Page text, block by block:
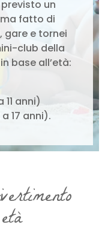
un
fatto di
gare e tornei
club della
base all’età:
anni)
17 anni).